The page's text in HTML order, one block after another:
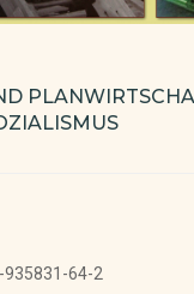
935831-64-2